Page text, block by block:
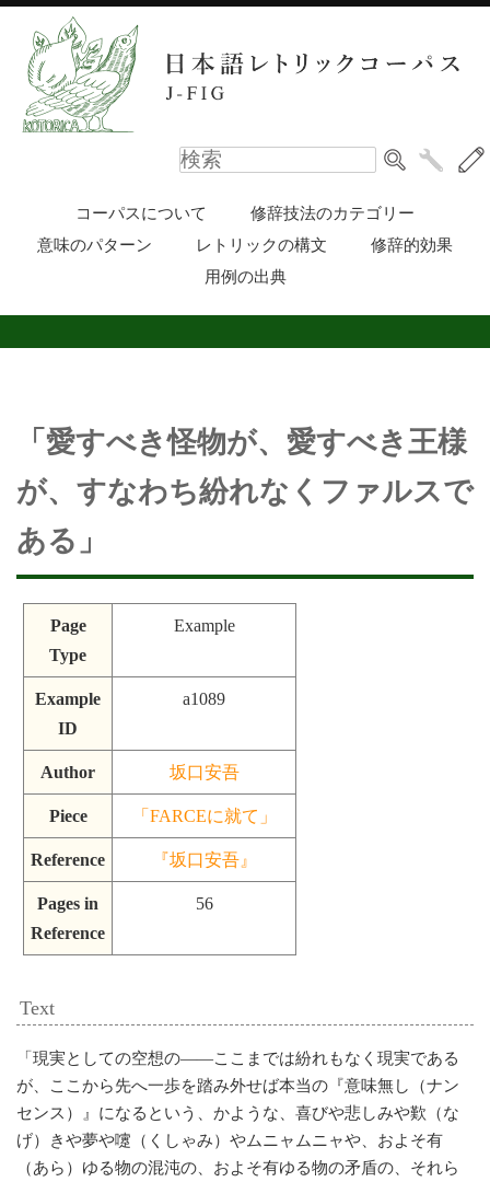
コーパスについて
修辞技法のカテゴリー
意味のパターン
レトリックの構文
修辞的効果
用例の出典
「愛すべき怪物が、愛すべき王様
が、すなわち紛れなくファルスで
ある」
Page
Type
Example
Example
ID
a1089
Author 坂口安吾
Piece 「FARCEに就て」
Reference 『坂口安吾』
Pages in
Reference
56
Text
「 現実としての空想の——ここまでは紛れもなく現実である
が、ここから先へ一歩を踏み外せば本当の『意味無し（ナン
センス）』になるという、かような、喜びや悲しみや歎（な
げ）きや夢や嚔（くしゃみ）やムニャムニャや、およそ有
（あら）ゆる物の混沌の、およそ有ゆる物の矛盾の、それら